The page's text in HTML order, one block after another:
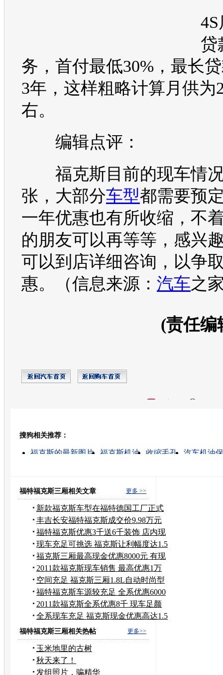
贷
务，首付最低30%，最长
3年，这样粗略计算月供为
右。
编辑点评：
福克斯 目前的现车情
张，大部分车型都需要预
一年优惠也有所收缩，不
的朋友可以再等等，感兴
可以到店详细咨询，以争
惠。（信息来源： 汽车之
(责任编
搜狗相关推荐：
福克斯的最新图片 福克斯机油 收缩毛孔
汽车机油
更多 >>
福特福克斯三厢相关文章
新款福克斯车型在福特德国工厂正式
投产
丰吉长安福特福克斯成交价9.98万元
起
福特福克斯优惠3千送6千装饰 店内现
车
现车充足可挑选 福克斯让利幅度达1.5
万
福克斯三厢最高现金优惠8000元 有现
车
2011款福克斯现车销售 最高优惠1万
元
空间充足 福克斯三厢1.8L自动时尚型
福特福克斯车源较充足 全系优惠6000
元起
2011款福克斯全系优惠8千 现车足颜
色全
全系现车充足 福克斯现金优惠高达1.5
万
更多>>
福特福克斯三厢相关热帖
玉米地里的古树
秋天来了！
发组照片，骗精华